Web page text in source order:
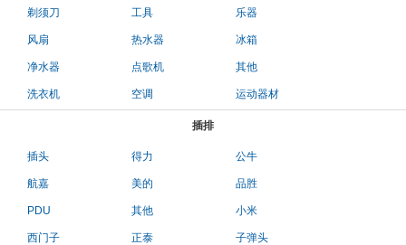
剃须刀 工具 乐器
风扇 热水器 冰箱
净水器 点歌机 其他
洗衣机 空调 运动器材
插排
插头 得力 公牛
航嘉 美的 品胜
PDU 其他 小米
西门子 正泰 子弹头